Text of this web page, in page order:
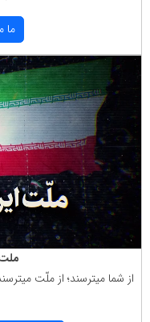
ما
ملت
از شما میترسند؛ از ملّت